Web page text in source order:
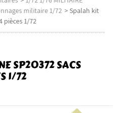
militaire 1/72 > Spalah kit
pièces 1/72
SP20372 SACS
1/72